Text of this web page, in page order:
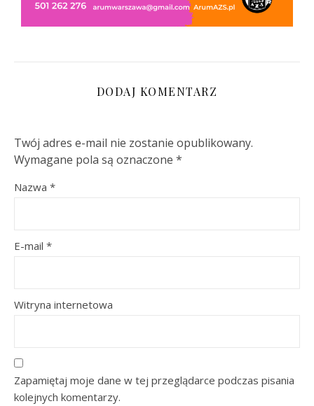
DODAJ KOMENTARZ
Twój adres e-mail nie zostanie opublikowany.
Wymagane pola są oznaczone *
Nazwa *
E-mail *
Witryna internetowa
Zapamiętaj moje dane w tej przeglądarce podczas pisania
kolejnych komentarzy.